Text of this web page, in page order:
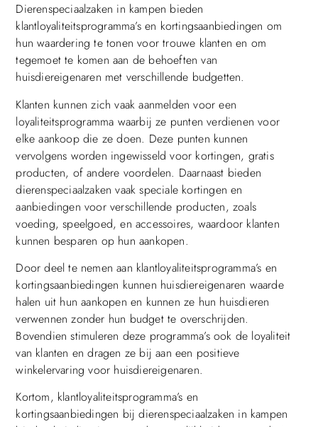
Dierenspeciaalzaken in kampen bieden
klantloyaliteitsprogramma’s en kortingsaanbiedingen om
hun waardering te tonen voor trouwe klanten en om
tegemoet te komen aan de behoeften van
huisdiereigenaren met verschillende budgetten.
Klanten kunnen zich vaak aanmelden voor een
loyaliteitsprogramma waarbij ze punten verdienen voor
elke aankoop die ze doen. Deze punten kunnen
vervolgens worden ingewisseld voor kortingen, gratis
producten, of andere voordelen. Daarnaast bieden
dierenspeciaalzaken vaak speciale kortingen en
aanbiedingen voor verschillende producten, zoals
voeding, speelgoed, en accessoires, waardoor klanten
kunnen besparen op hun aankopen.
Door deel te nemen aan klantloyaliteitsprogramma’s en
kortingsaanbiedingen kunnen huisdiereigenaren waarde
halen uit hun aankopen en kunnen ze hun huisdieren
verwennen zonder hun budget te overschrijden.
Bovendien stimuleren deze programma’s ook de loyaliteit
van klanten en dragen ze bij aan een positieve
winkelervaring voor huisdiereigenaren.
Kortom, klantloyaliteitsprogramma’s en
kortingsaanbiedingen bij dierenspeciaalzaken in kampen